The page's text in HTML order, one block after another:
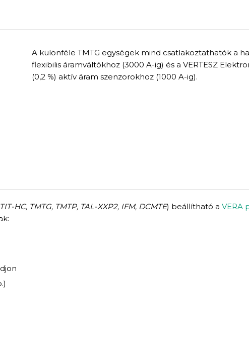
A különféle TMTG egységek mind csatlakoztathatók a
flexibilis áramváltókhoz (3000 A-ig) és a VERTESZ
(0,2 %) aktív áram szenzorokhoz (1000 A-ig).
HC, TMTG, TMTP, TAL-XXP2, IFM, DCMTE) beállítható a VERA